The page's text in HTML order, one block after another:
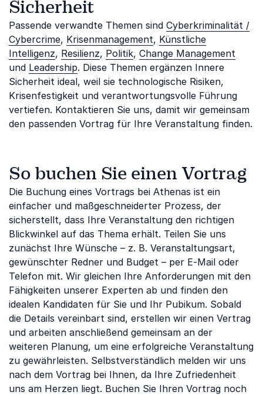
Sicherheit
Passende verwandte Themen sind Cyberkriminalität /
Cybercrime, Krisenmanagement, Künstliche
Intelligenz, Resilienz, Politik, Change Management
und Leadership. Diese Themen ergänzen Innere
Sicherheit ideal, weil sie technologische Risiken,
Krisenfestigkeit und verantwortungsvolle Führung
vertiefen. Kontaktieren Sie uns, damit wir gemeinsam
den passenden Vortrag für Ihre Veranstaltung finden.
So buchen Sie einen Vortrag
Die Buchung eines Vortrags bei Athenas ist ein
einfacher und maßgeschneiderter Prozess, der
sicherstellt, dass Ihre Veranstaltung den richtigen
Blickwinkel auf das Thema erhält. Teilen Sie uns
zunächst Ihre Wünsche – z. B. Veranstaltungsart,
gewünschter Redner und Budget – per E-Mail oder
Telefon mit. Wir gleichen Ihre Anforderungen mit den
Fähigkeiten unserer Experten ab und finden den
idealen Kandidaten für Sie und Ihr Pubikum. Sobald
die Details vereinbart sind, erstellen wir einen Vertrag
und arbeiten anschließend gemeinsam an der
weiteren Planung, um eine erfolgreiche Veranstaltung
zu gewährleisten. Selbstverständlich melden wir uns
nach dem Vortrag bei Ihnen, da Ihre Zufriedenheit
uns am Herzen liegt. Buchen Sie Ihren Vortrag noch